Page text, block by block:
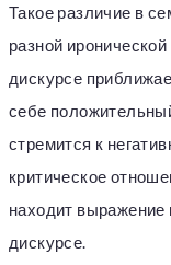
Такое различие в
разной
дискурсе
себе
стремится к
критическое
находит
дискурсе.